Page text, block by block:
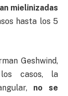
mielinizadas
hasta los 5
Geshwind,
casos, la
no se